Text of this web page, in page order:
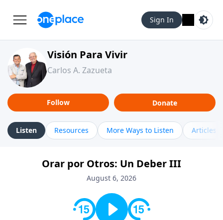
Sign In
Visión Para Vivir
Carlos A. Zazueta
Follow Donate
Listen Resources More Ways to Listen Articles
Orar por Otros: Un Deber III
August 6, 2026